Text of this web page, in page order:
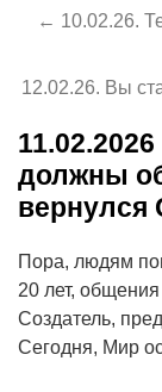
← 10.02.26.
12.02.26. Вы
11.02.2026
должны
вернулся
Пора, людям
20 лет,
Создатель,
Сегодня, Мир